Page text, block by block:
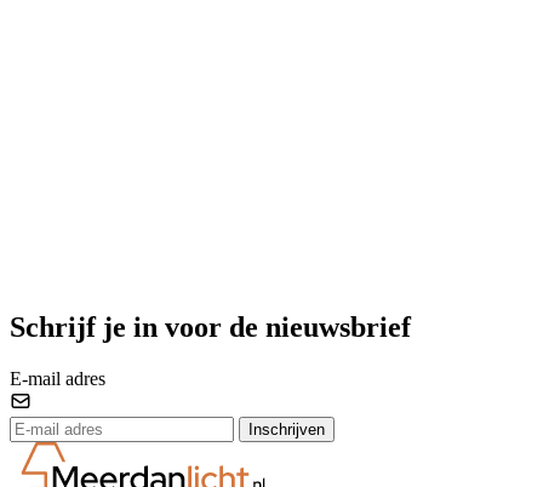
Schrijf je in voor de nieuwsbrief
E-mail adres
Inschrijven